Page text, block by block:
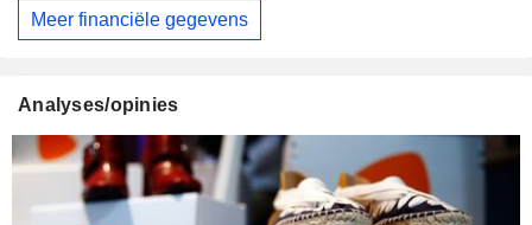
Meer financiële gegevens
Analyses/opinies